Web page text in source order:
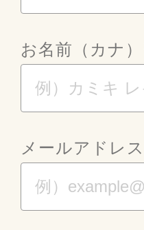
お名前（カナ）
メールアドレス